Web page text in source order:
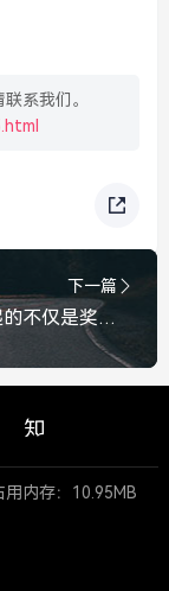
系我们。
下一篇
扁担挑起的不仅是奖牌，更是青春的重量，扁担挑起的青春重量
内存：10.95MB